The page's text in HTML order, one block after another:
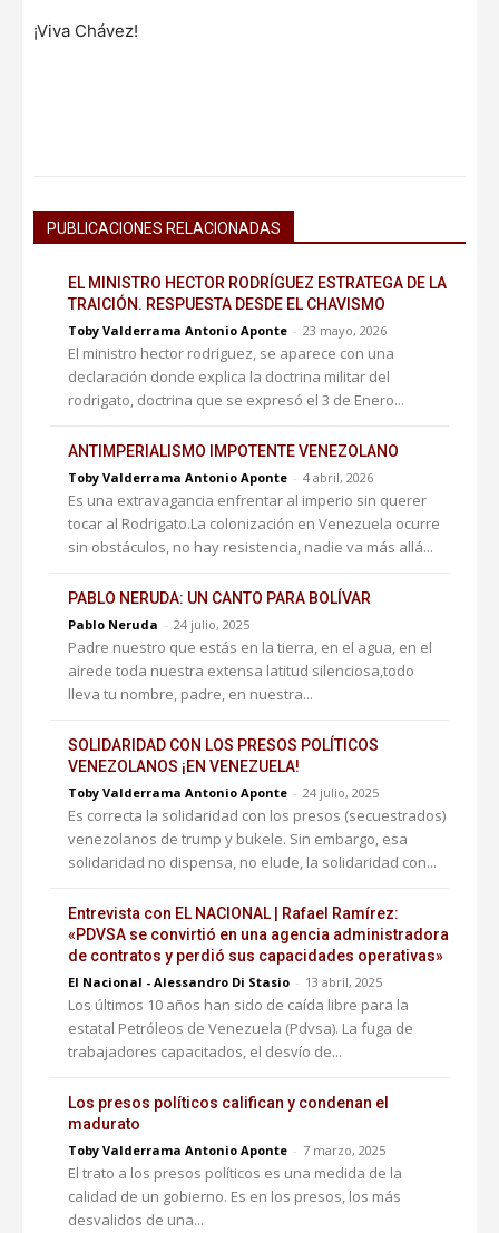
¡Viva Chávez!
PUBLICACIONES RELACIONADAS
EL MINISTRO HECTOR RODRÍGUEZ ESTRATEGA DE LA
TRAICIÓN. RESPUESTA DESDE EL CHAVISMO
Toby Valderrama Antonio Aponte - 23 mayo, 2026
El ministro hector rodriguez, se aparece con una
declaración donde explica la doctrina militar del
rodrigato, doctrina que se expresó el 3 de Enero...
ANTIMPERIALISMO IMPOTENTE VENEZOLANO
Toby Valderrama Antonio Aponte - 4 abril, 2026
Es una extravagancia enfrentar al imperio sin querer
tocar al Rodrigato.La colonización en Venezuela ocurre
sin obstáculos, no hay resistencia, nadie va más allá...
PABLO NERUDA: UN CANTO PARA BOLÍVAR
Pablo Neruda - 24 julio, 2025
Padre nuestro que estás en la tierra, en el agua, en el
airede toda nuestra extensa latitud silenciosa,todo
lleva tu nombre, padre, en nuestra...
SOLIDARIDAD CON LOS PRESOS POLÍTICOS
VENEZOLANOS ¡EN VENEZUELA!
Toby Valderrama Antonio Aponte - 24 julio, 2025
Es correcta la solidaridad con los presos (secuestrados)
venezolanos de trump y bukele. Sin embargo, esa
solidaridad no dispensa, no elude, la solidaridad con...
Entrevista con EL NACIONAL | Rafael Ramírez:
«PDVSA se convirtió en una agencia administradora
de contratos y perdió sus capacidades operativas»
El Nacional - Alessandro Di Stasio - 13 abril, 2025
Los últimos 10 años han sido de caída libre para la
estatal Petróleos de Venezuela (Pdvsa). La fuga de
trabajadores capacitados, el desvío de...
Los presos políticos califican y condenan el
madurato
Toby Valderrama Antonio Aponte - 7 marzo, 2025
El trato a los presos políticos es una medida de la
calidad de un gobierno. Es en los presos, los más
desvalidos de una...